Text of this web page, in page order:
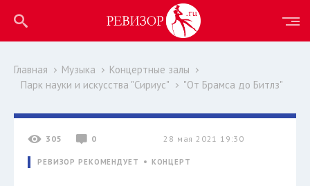
Главная Музыка
Концертные залы
Парк науки и искусства "Сириус"
"От Брамса до Битлз"
305 0 28 мая 2021 19:30
РЕВИЗОР РЕКОМЕНДУЕТ КОНЦЕРТ